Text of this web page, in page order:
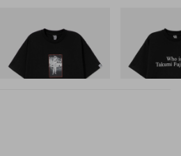
BILLIONAIRE BOYS CLUB X
INITIAL D COTTON T-SHIRT
쇼핑하기
Billionaire
D Cotton T-
쇼핑하기